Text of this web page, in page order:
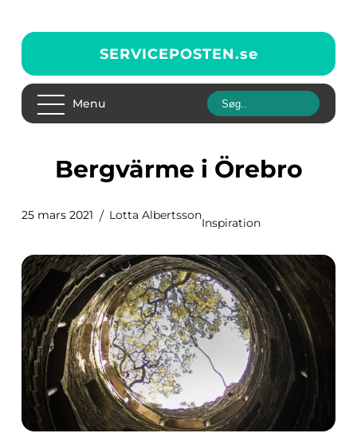
SERVICEPOSTEN.se
Menu
Bergvärme i Örebro
25 mars 2021 Lotta Albertsson
Inspiration